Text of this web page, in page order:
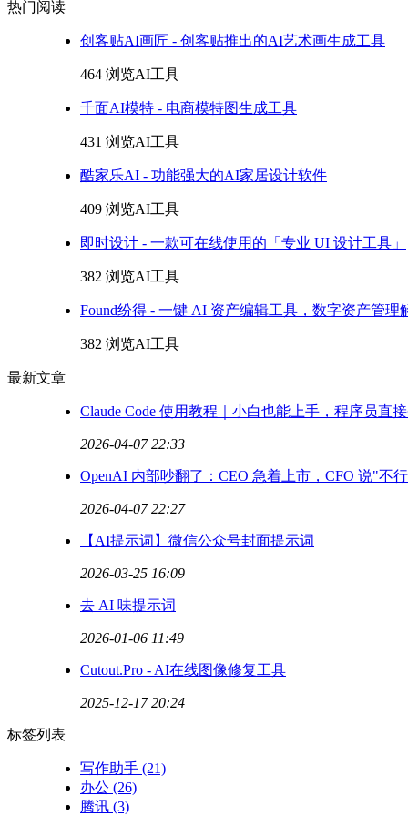
热门阅读
创客贴AI画匠 - 创客贴推出的AI艺术画生成工具
464 浏览AI工具
千面AI模特 - 电商模特图生成工具
431 浏览AI工具
酷家乐AI - 功能强大的AI家居设计软件
409 浏览AI工具
即时设计 - 一款可在线使用的「专业 UI 设计工具」
382 浏览AI工具
Found纷得 - 一键 AI 资产编辑工具，数字资产管理
382 浏览AI工具
最新文章
Claude Code 使用教程｜小白也能上手，程序员直
2026-04-07 22:33
OpenAI 内部吵翻了：CEO 急着上市，CFO 说"不
2026-04-07 22:27
【AI提示词】微信公众号封面提示词
2026-03-25 16:09
去 AI 味提示词
2026-01-06 11:49
Cutout.Pro - AI在线图像修复工具
2025-12-17 20:24
标签列表
写作助手 (21)
办公 (26)
腾讯 (3)